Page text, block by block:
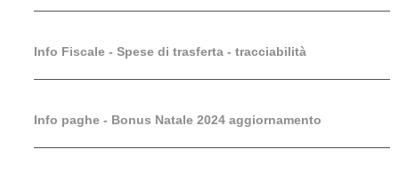
Info Fiscale - Spese di trasferta - tracciabilità
Info paghe - Bonus Natale 2024 aggiornamento